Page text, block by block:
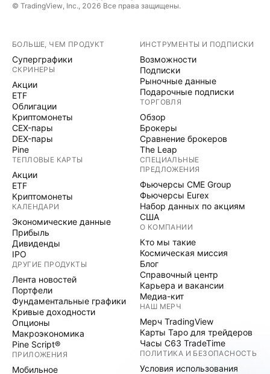
© TradingView, Inc., 2026 Все права защищены.
БОЛЬШЕ, ЧЕМ ПРОДУКТ
Суперграфики
СКРИНЕРЫ
Акции
ETF
Облигации
Криптомонеты
CEX-пары
DEX-пары
Pine
ТЕПЛОВЫЕ КАРТЫ
Акции
ETF
Криптомонеты
КАЛЕНДАРИ
Экономические данные
Прибыль
Дивиденды
IPO
ДРУГИЕ ПРОДУКТЫ
Лента новостей
Портфели
Фундаментальные графики
Кривые доходности
Опционы
Макроэкономика
Pine Script®
ПРИЛОЖЕНИЯ
Мобильное
ИНСТРУМЕНТЫ И ПОДПИСКИ
Возможности
Подписки
Рыночные данные
Подарочные подписки
ТОРГОВЛЯ
Обзор
Брокеры
Сравнение брокеров
The Leap
СПЕЦИАЛЬНЫЕ
ПРЕДЛОЖЕНИЯ
Фьючерсы CME Group
Фьючерсы Eurex
Набор данных по акциям
США
О КОМПАНИИ
Кто мы такие
Космическая миссия
Блог
Справочный центр
Карьера и вакансии
Медиа-кит
НАШ МЕРЧ
Мерч TradingView
Карты Таро для трейдеров
Часы C63 TradeTime
ПОЛИТИКА И БЕЗОПАСНОСТЬ
Условия использования